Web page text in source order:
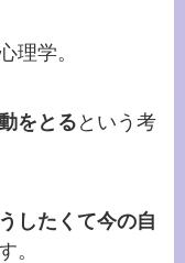
理学。
をとるという考
したくて今の自
。